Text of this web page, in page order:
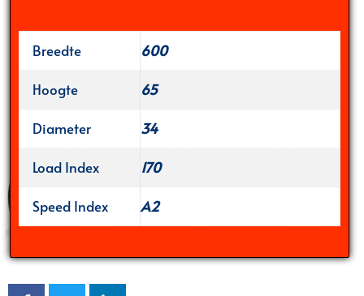
Breedte
600
Hoogte
65
Diameter
34
Load Index
170
Speed Index
A2